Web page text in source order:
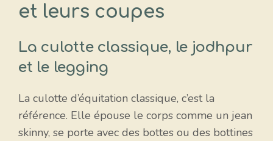
et leurs coupes
La culotte classique, le jodhpur
et le legging
La culotte d’équitation classique, c’est la
référence. Elle épouse le corps comme un jean
skinny, se porte avec des bottes ou des bottines